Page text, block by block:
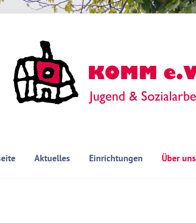
Aktuelles Einrichtungen Über uns